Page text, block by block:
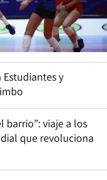
y
barrio”: viaje a los
que revoluciona